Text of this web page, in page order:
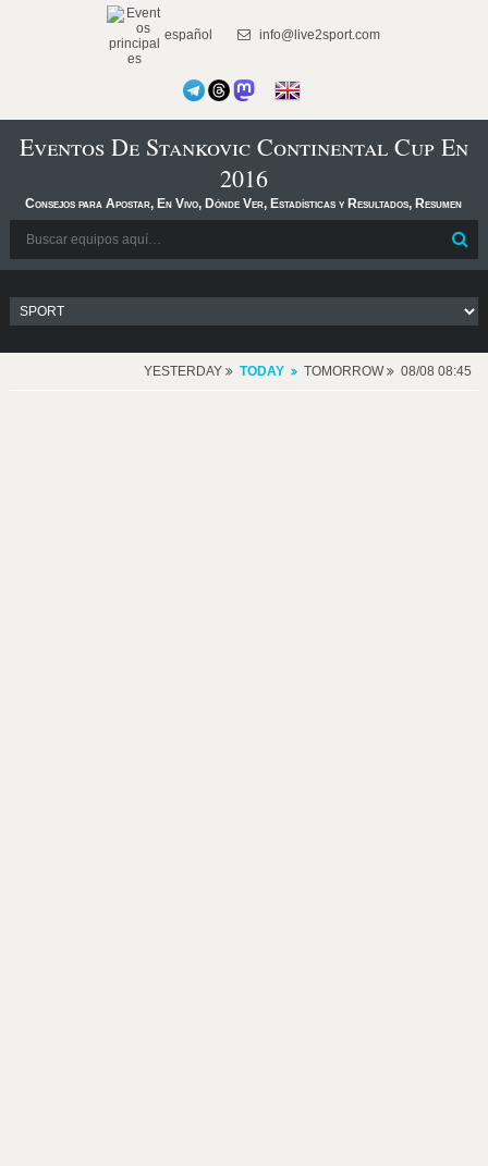
español info@live2sport.com
Eventos De Stankovic Continental Cup En
2016
Consejos para Apostar, En Vivo, Dónde Ver, Estadísticas y Resultados, Resumen
YESTERDAY TODAY TOMORROW 08/08 08:45